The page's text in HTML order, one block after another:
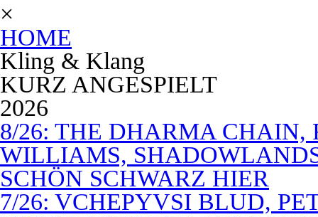
×
HOME
Kling & Klang
KURZ ANGESPIELT
2026
8/26: THE DHARMA CHAIN,
WILLIAMS,
SCHÖN SCHWARZ HIER
7/26: VCHEPYVSI BLUD,